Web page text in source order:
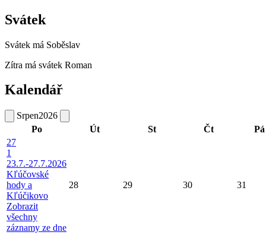
Svátek
Svátek má Soběslav
Zítra má svátek Roman
Kalendář
Srpen2026
Po
Út St Čt
Pá
27
1
23.7.-27.7.2026
Kľúčovské
hody a
Kľúčikovo
Zobrazit
všechny
záznamy ze dne
28 29 30 31